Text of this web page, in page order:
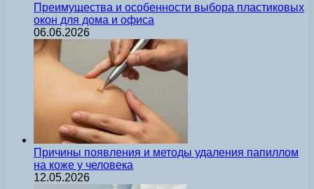
Преимущества и особенности выбора пластиковых
окон для дома и офиса
06.06.2026
Причины появления и методы удаления папиллом
на коже у человека
12.05.2026